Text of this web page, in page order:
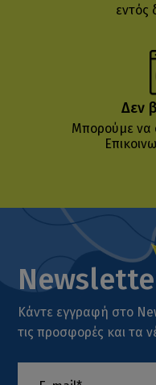
εντός
Δεν
Μπορούμε να
Κάντε εγγραφή στο
τις προσφορές και τα